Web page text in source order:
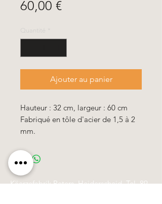
60,00 €Prix
Quantité
Ajouter au panier
Hauteur : 32 cm, largeur : 60 cm
Fabriqué en tôle d'acier de 1,5 à 2
mm.
Käerzefabrik Peters, Heiderscheid, Tel.89